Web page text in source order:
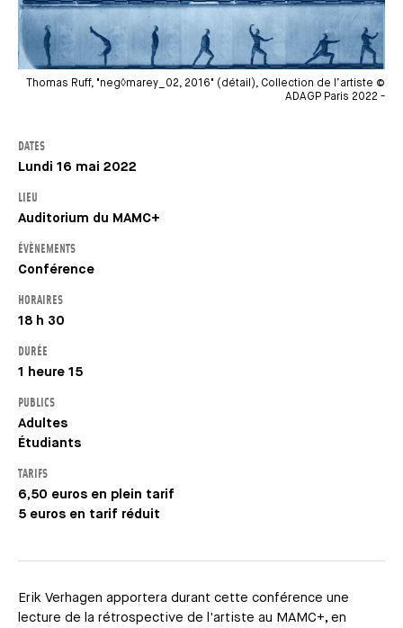
Thomas Ruff, "neg◊marey_02, 2016" (détail), Collection de l’artiste ©
ADAGP Paris 2022 -
DATES
Lundi 16 mai 2022
LIEU
Auditorium du MAMC+
ÉVÈNEMENTS
Conférence
HORAIRES
18 h 30
DURÉE
1 heure 15
PUBLICS
Adultes
Étudiants
TARIFS
6,50 euros en plein tarif
5 euros en tarif réduit
Erik Verhagen apportera durant cette conférence une
lecture de la rétrospective de l'artiste au MAMC+, en